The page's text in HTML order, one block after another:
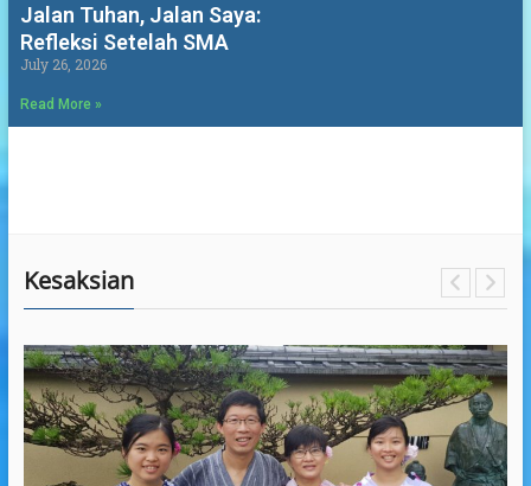
Jalan Tuhan, Jalan Saya:
Refleksi Setelah SMA
July 26, 2026
Read More »
Kesaksian